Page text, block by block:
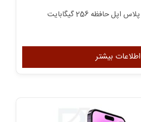
اطلاعات بیشتر